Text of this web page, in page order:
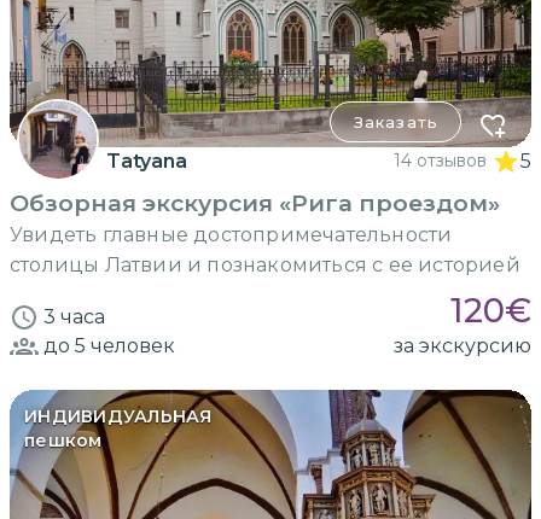
Заказать
Tatyana 14 отзывов 5
Обзорная экскурсия «Рига проездом»
Увидеть главные достопримечательности
столицы Латвии и познакомиться с ее историей
3 часа 120€
до 5 человек за экскурсию
ИНДИВИДУАЛЬНАЯ
пешком